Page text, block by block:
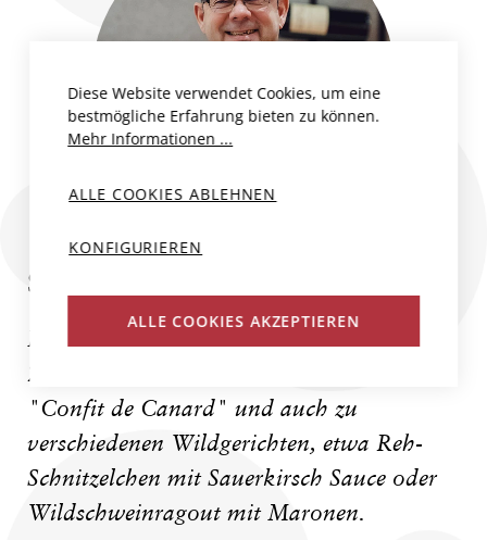
SPEISEEMPFEHLUNG
Ein toller Begleiter zu würziger Käse-
Zwiebel Tarte (mit oder ohne Speck), zu
"Confit de Canard" und auch zu
verschiedenen Wildgerichten, etwa Reh-
Schnitzelchen mit Sauerkirsch Sauce oder
Wildschweinragout mit Maronen.
Diese Website verwendet Cookies, um eine
bestmögliche Erfahrung bieten zu können.
Mehr Informationen ...
ALLE COOKIES ABLEHNEN
KONFIGURIEREN
ALLE COOKIES AKZEPTIEREN